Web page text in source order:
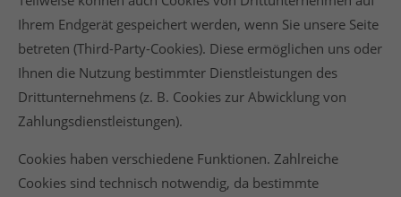
Ihrem Endgerät gespeichert werden, wenn Sie unsere Seite
betreten (Third-Party-Cookies). Diese ermöglichen uns oder
Ihnen die Nutzung bestimmter Dienstleistungen des
Drittunternehmens (z. B. Cookies zur Abwicklung von
Zahlungsdienstleistungen).
Cookies haben verschiedene Funktionen. Zahlreiche
Cookies sind technisch notwendig, da bestimmte